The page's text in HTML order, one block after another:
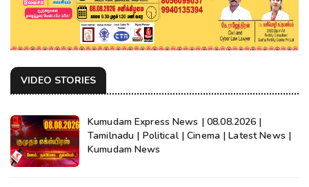
VIDEO STORIES
Kumudam Express News | 08.08.2026 |
Tamilnadu | Political | Cinema | Latest News |
Kumudam News